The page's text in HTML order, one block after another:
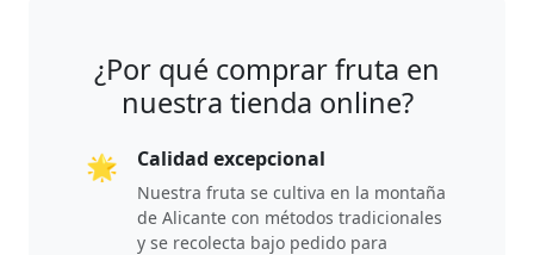
¿Por qué comprar fruta en
nuestra tienda online?
🌟 Calidad excepcional
Nuestra fruta se cultiva en la montaña
de Alicante con métodos tradicionales
y se recolecta bajo pedido para